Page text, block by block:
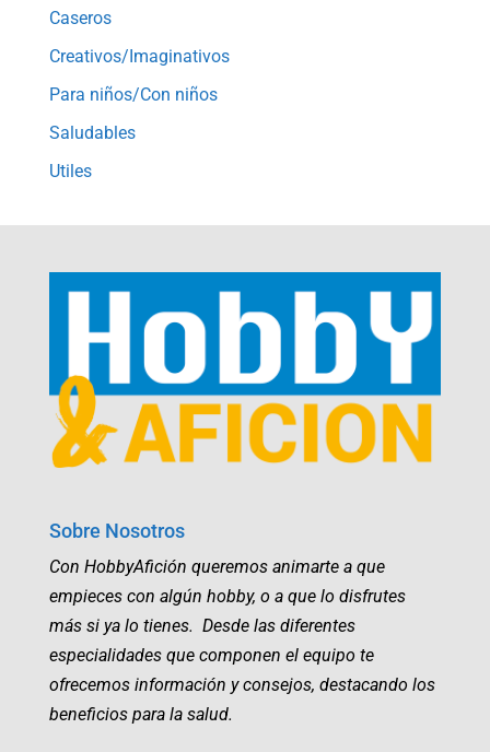
Caseros
Creativos/Imaginativos
Para niños/Con niños
Saludables
Utiles
Sobre Nosotros
Con HobbyAfición queremos animarte a que
empieces con algún hobby, o a que lo disfrutes
más si ya lo tienes. Desde las diferentes
especialidades que componen el equipo te
ofrecemos información y consejos, destacando los
beneficios para la salud.